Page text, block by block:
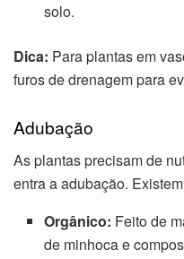
solo.
Dica: Para plantas em
furos de drenagem para
Adubação
As plantas precisam de
entra a adubação.
Orgânico: Feito de
de minhoca e